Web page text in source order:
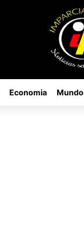
Economia Mundo